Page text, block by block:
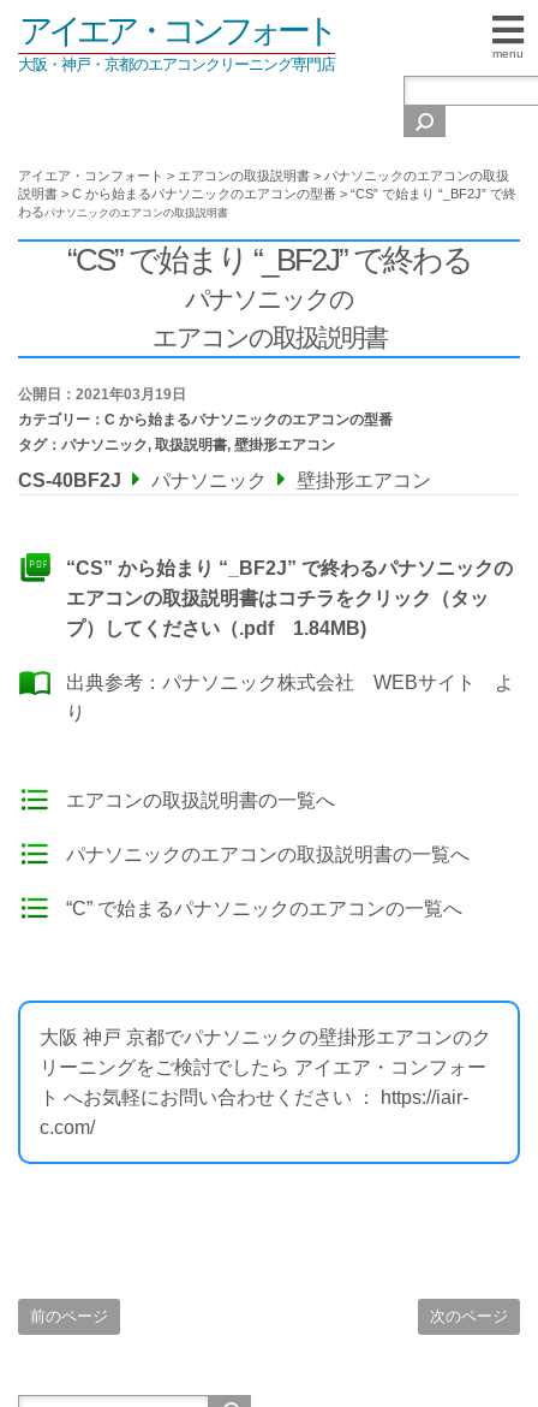
menu
アイエア・コンフォート
大阪・神戸・京都のエアコンクリーニング専門店
アイエア・コンフォート > エアコンの取扱説明書 > パナソニックのエアコンの取扱
説明書 > C から始まるパナソニックのエアコンの型番 > “CS” で始まり “_BF2J” で終
わるパナソニックのエアコンの取扱説明書
“CS” で始まり “_BF2J” で終わる
パナソニックの
エアコンの取扱説明書
公開日：2021年03月19日
カテゴリー： C から始まるパナソニックのエアコンの型番
タグ： パナソニック, 取扱説明書, 壁掛形エアコン
CS-40BF2J パナソニック 壁掛形エアコン
“CS” から始まり “_BF2J” で終わるパナソニックの
エアコンの取扱説明書はコチラをクリック（タッ
プ）してください（.pdf 1.84MB)
出典参考： パナソニック株式会社 WEBサイト
よ
り
エアコンの取扱説明書の一覧へ
パナソニックのエアコンの取扱説明書の一覧へ
“C” で始まるパナソニックのエアコンの一覧へ
大阪 神戸 京都でパナソニックの壁掛形エアコンのク
リーニングをご検討でしたら アイエア・コンフォー
ト へお気軽にお問い合わせください ： https://iair-
c.com/
前のページ 次のページ